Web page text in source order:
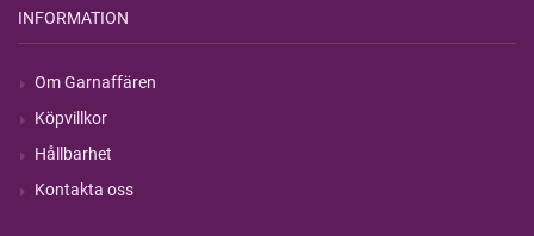
INFORMATION
Om Garnaffären
Köpvillkor
Hållbarhet
Kontakta oss